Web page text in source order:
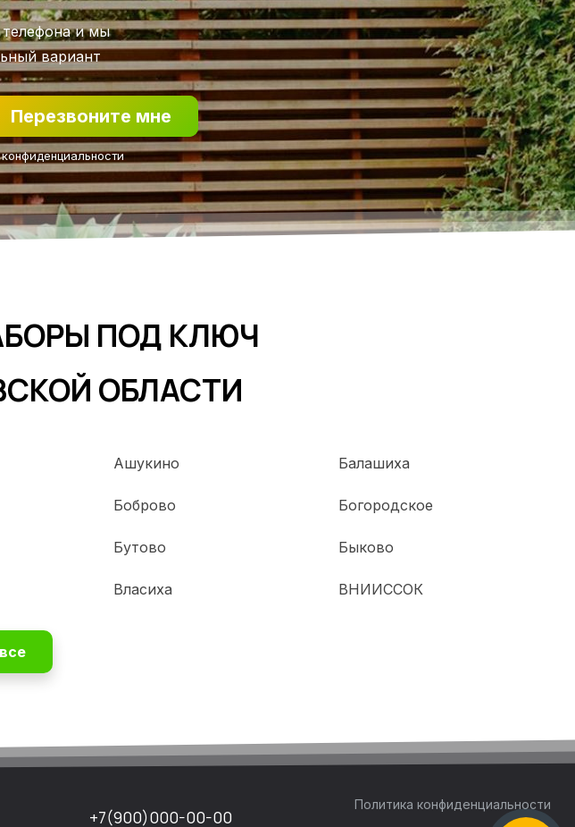
и мы
вариант
Перезвоните мне
ПОД КЛЮЧ
ОБЛАСТИ
Ашукино Балашиха
Боброво Богородское
Бутово Быково
Власиха ВНИИССОК
+7(900)000-00-00
Политика конфиденциальности